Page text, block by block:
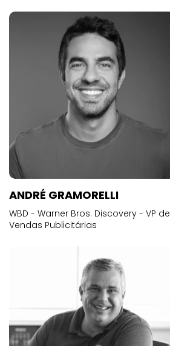
ANDRÉ GRAMORELLI
WBD - Warner Bros. Discovery - VP de
Vendas Publicitárias